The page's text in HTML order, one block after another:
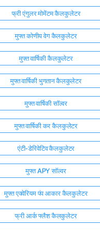
फ्री एंगुलर मोमेंटम कैलकुलेटर
मुफ्त कोणीय वेग कैलकुलेटर
मुफ्त वार्षिकी कैलकुलेटर
मुफ्त वार्षिकी भुगतान कैलकुलेटर
मुफ्त वार्षिकी सॉल्वर
मुफ्त वार्षिकी कर कैलकुलेटर
एंटी-डेरिवेटिव कैलकुलेटर
मुफ्त APY सॉल्वर
मुफ्त एक्वेरियम पंप आकार कैलकुलेटर
फ्री आर्क फ्लैश कैलकुलेटर